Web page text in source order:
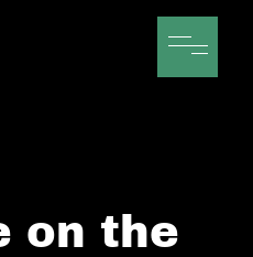
on the